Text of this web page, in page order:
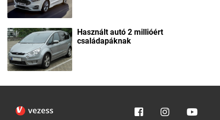
Használt autó 2 millióért
családapáknak